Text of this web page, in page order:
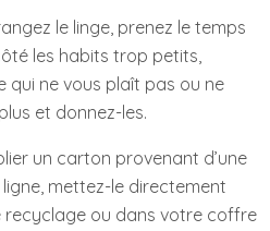
le linge, prenez le temps
les habits trop petits,
qui ne vous plaît pas ou ne
et donnez-les.
un carton provenant d’une
mettez-le directement
recyclage ou dans votre coffre